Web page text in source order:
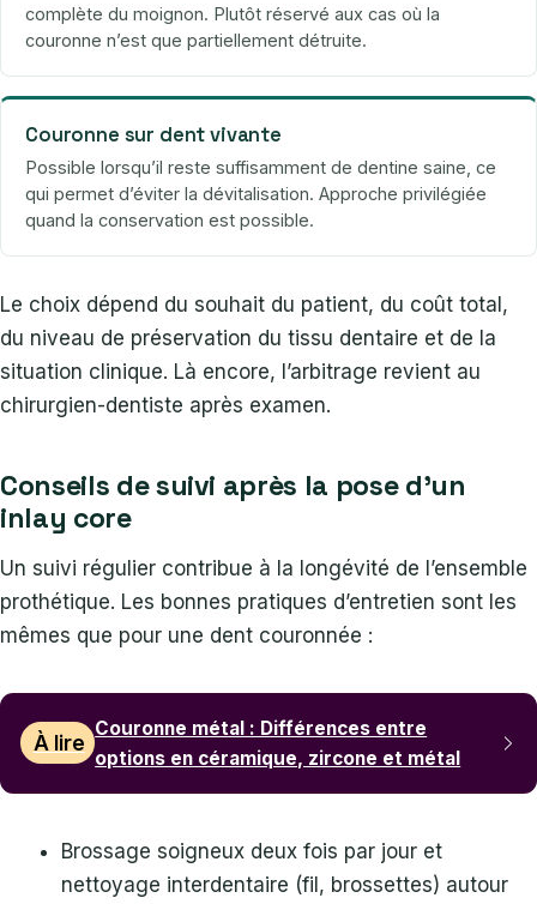
complète du moignon. Plutôt réservé aux cas où la
couronne n’est que partiellement détruite.
Couronne sur dent vivante
Possible lorsqu’il reste suffisamment de dentine saine, ce
qui permet d’éviter la dévitalisation. Approche privilégiée
quand la conservation est possible.
Le choix dépend du souhait du patient, du coût total,
du niveau de préservation du tissu dentaire et de la
situation clinique. Là encore, l’arbitrage revient au
chirurgien-dentiste après examen.
Conseils de suivi après la pose d’un
inlay core
Un suivi régulier contribue à la longévité de l’ensemble
prothétique. Les bonnes pratiques d’entretien sont les
mêmes que pour une dent couronnée :
À lire
Couronne métal : Différences entre
options en céramique, zircone et métal
Brossage soigneux deux fois par jour et
nettoyage interdentaire (fil, brossettes) autour